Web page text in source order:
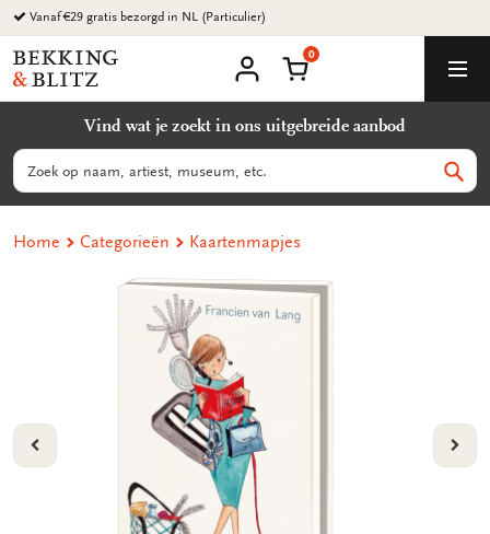
Ga
naar
content
Vanaf €29 gratis bezorgd in NL (Particulier)
Bekking
&
B.V.
account
Winkelmand
0
Vind wat je zoekt in ons uitgebreide aanbod
Zoeken
Home Categorieën Kaartenmapjes
VORIGE